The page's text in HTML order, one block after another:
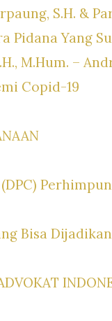
S.H. &
Pidana Yang
M.Hum. –
Copid-19
Bisa